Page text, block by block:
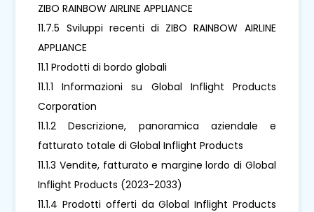
ZIBO RAINBOW AIRLINE APPLIANCE
11.7.5 Sviluppi recenti di ZIBO RAINBOW AIRLINE
APPLIANCE
11.1 Prodotti di bordo globali
11.1.1 Informazioni su Global Inflight Products
Corporation
11.1.2 Descrizione, panoramica aziendale e
fatturato totale di Global Inflight Products
11.1.3 Vendite, fatturato e margine lordo di Global
Inflight Products (2023-2033)
11.1.4 Prodotti offerti da Global Inflight Products